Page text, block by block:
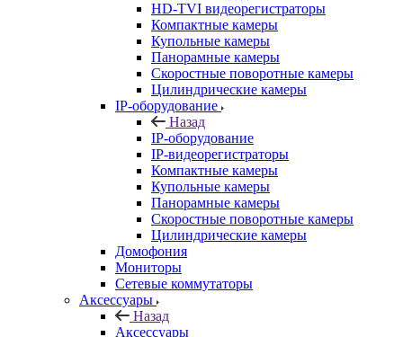
HD-TVI видеорегистраторы
Компактные камеры
Купольные камеры
Панорамные камеры
Скоростные поворотные камеры
Цилиндрические камеры
IP-оборудование
Назад
IP-оборудование
IP-видеорегистраторы
Компактные камеры
Купольные камеры
Панорамные камеры
Скоростные поворотные камеры
Цилиндрические камеры
Домофония
Мониторы
Сетевые коммутаторы
Аксессуары
Назад
Аксессуары